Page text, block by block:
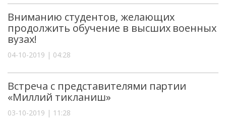
Вниманию студентов, желающих
продолжить обучение в высших военных
вузах!
04-10-2019 | 04:28
Встреча с представителями партии
«Миллий тикланиш»
03-10-2019 | 11:28